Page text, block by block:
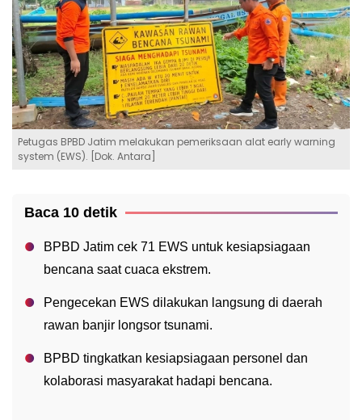
Petugas BPBD Jatim melakukan pemeriksaan alat early warning
system (EWS). [Dok. Antara]
Baca 10 detik
BPBD Jatim cek 71 EWS untuk kesiapsiagaan
bencana saat cuaca ekstrem.
Pengecekan EWS dilakukan langsung di daerah
rawan banjir longsor tsunami.
BPBD tingkatkan kesiapsiagaan personel dan
kolaborasi masyarakat hadapi bencana.